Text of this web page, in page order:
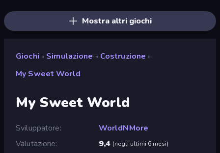
Mostra altri giochi
Giochi » Simulazione » Costruzione »
My Sweet World
My Sweet World
Sviluppatore
WorldNMore
Valutazione
9,4 (negli ultimi 6 mesi)